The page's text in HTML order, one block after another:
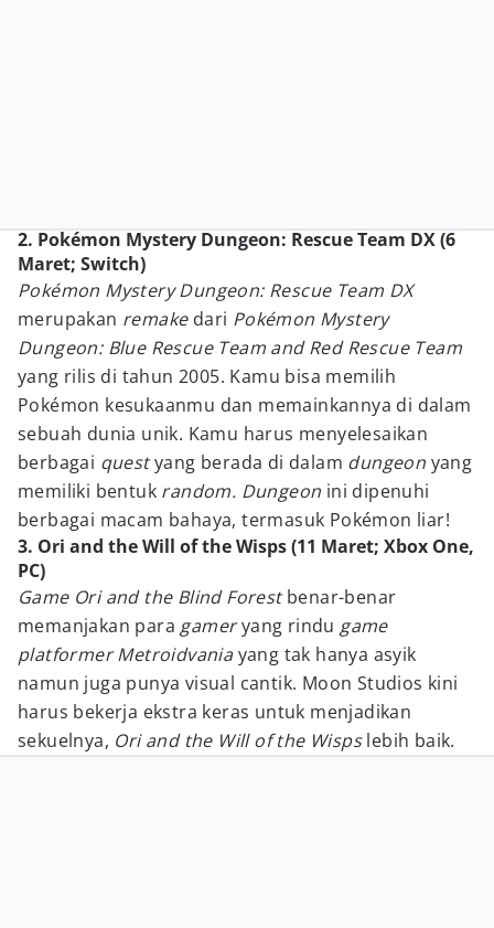
2. Pokémon Mystery Dungeon: Rescue Team DX (6
Maret; Switch)
Pokémon Mystery Dungeon: Rescue Team DX
merupakan remakedari Pokémon Mystery
Dungeon: Blue Rescue Team and Red Rescue Team
yang rilis di tahun 2005. Kamu bisa memilih
Pokémon kesukaanmu dan memainkannya di dalam
sebuah dunia unik. Kamu harus menyelesaikan
berbagai questyang berada di dalam dungeon yang
memiliki bentuk random. Dungeon ini dipenuhi
berbagai macam bahaya, termasuk Pokémon liar!
3. Ori and the Will of the Wisps (11 Maret; Xbox One,
PC)
Game Ori and the Blind Forestbenar-benar
memanjakan para gameryang rindu game
platformer Metroidvaniayang tak hanya asyik
namun juga punya visual cantik. Moon Studios kini
harus bekerja ekstra keras untuk menjadikan
sekuelnya, Ori and the Will of the Wispslebih baik.